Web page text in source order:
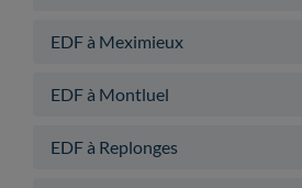
EDF à Meximieux
EDF à Montluel
EDF à Replonges